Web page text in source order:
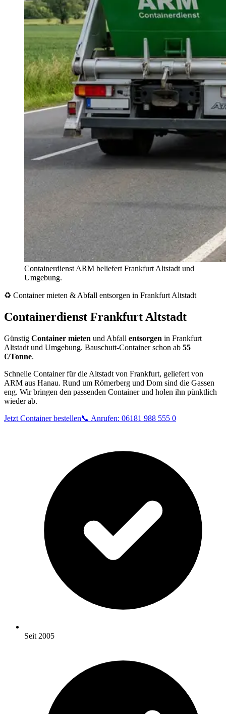
Containerdienst ARM beliefert Frankfurt Altstadt und
Umgebung.
♻️ Container mieten & Abfall entsorgen in Frankfurt Altstadt
Containerdienst Frankfurt Altstadt
Günstig Container mieten und Abfall entsorgen in Frankfurt
Altstadt und Umgebung. Bauschutt-Container schon ab 55
€/Tonne.
Schnelle Container für die Altstadt von Frankfurt, geliefert von
ARM aus Hanau. Rund um Römerberg und Dom sind die Gassen
eng. Wir bringen den passenden Container und holen ihn pünktlich
wieder ab.
Jetzt Container bestellen📞 Anrufen: 06181 988 555 0
Seit 2005